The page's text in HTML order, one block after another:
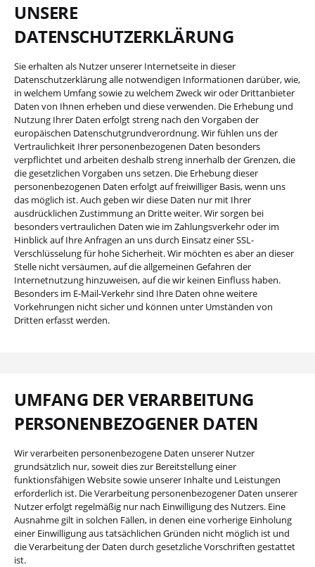
UNSERE
DATENSCHUTZERKLÄRUNG
Sie erhalten als Nutzer unserer Internetseite in dieser
Datenschutzerklärung alle notwendigen Informationen darüber, wie,
in welchem Umfang sowie zu welchem Zweck wir oder Drittanbieter
Daten von Ihnen erheben und diese verwenden. Die Erhebung und
Nutzung Ihrer Daten erfolgt streng nach den Vorgaben der
europäischen Datenschutgrundverordnung. Wir fühlen uns der
Vertraulichkeit Ihrer personenbezogenen Daten besonders
verpflichtet und arbeiten deshalb streng innerhalb der Grenzen, die
die gesetzlichen Vorgaben uns setzen. Die Erhebung dieser
personenbezogenen Daten erfolgt auf freiwilliger Basis, wenn uns
das möglich ist. Auch geben wir diese Daten nur mit Ihrer
ausdrücklichen Zustimmung an Dritte weiter. Wir sorgen bei
besonders vertraulichen Daten wie im Zahlungsverkehr oder im
Hinblick auf Ihre Anfragen an uns durch Einsatz einer SSL-
Verschlüsselung für hohe Sicherheit. Wir möchten es aber an dieser
Stelle nicht versäumen, auf die allgemeinen Gefahren der
Internetnutzung hinzuweisen, auf die wir keinen Einfluss haben.
Besonders im E-Mail-Verkehr sind Ihre Daten ohne weitere
Vorkehrungen nicht sicher und können unter Umständen von
Dritten erfasst werden.
UMFANG DER VERARBEITUNG
PERSONENBEZOGENER DATEN
Wir verarbeiten personenbezogene Daten unserer Nutzer
grundsätzlich nur, soweit dies zur Bereitstellung einer
funktionsfähigen Website sowie unserer Inhalte und Leistungen
erforderlich ist. Die Verarbeitung personenbezogener Daten unserer
Nutzer erfolgt regelmäßig nur nach Einwilligung des Nutzers. Eine
Ausnahme gilt in solchen Fällen, in denen eine vorherige Einholung
einer Einwilligung aus tatsächlichen Gründen nicht möglich ist und
die Verarbeitung der Daten durch gesetzliche Vorschriften gestattet
ist.